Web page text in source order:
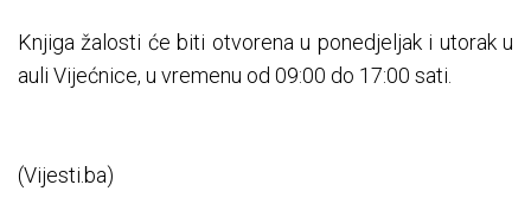
Knjiga žalosti će biti otvorena u ponedjeljak i utorak u
auli Vijećnice, u vremenu od 09:00 do 17:00 sati.
(Vijesti.ba)